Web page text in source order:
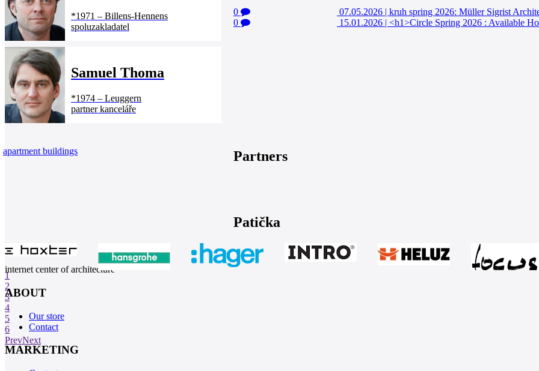
*1971 – Billens-Hennens
spoluzakladatel
Samuel Thoma
*1974 – Leuggern
partner kanceláře
apartment buildings
0 07.05.2026 | kruh spring 2026: Müller Sigrist
0
15.01.2026 | <h1>Circle Spring 2026 : Available
Partners
1
2
3
4
5
6
PrevNext
Patička
internet center of architecture
ABOUT
Our store
Contact
MARKETING